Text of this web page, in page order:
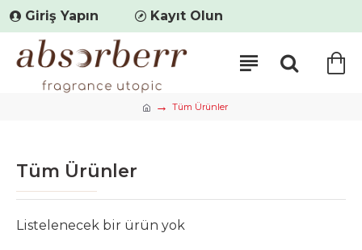
Giriş Yapın Kayıt Olun
Tüm Ürünler
Tüm Ürünler
Listelenecek bir ürün yok